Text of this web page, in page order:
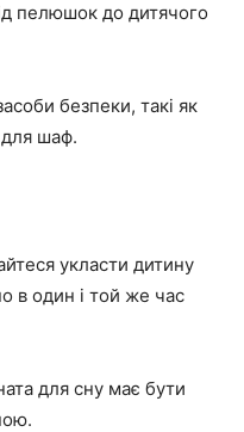
пелюшок до дитячого
безпеки, такі як
для шаф.
укласти дитину
в один і той же час
для сну має бути